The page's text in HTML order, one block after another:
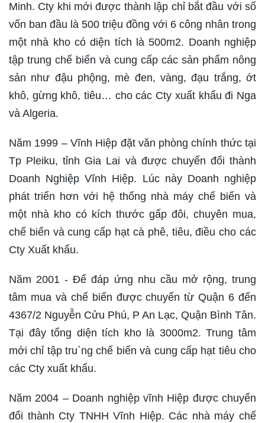
Minh. Cty khi mới được thành lập chỉ bắt đầu với số
vốn ban đầu là 500 triệu đồng với 6 công nhân trong
một nhà kho có diện tích là 500m2. Doanh nghiệp
tập trung chế biến và cung cấp các sản phẩm nông
sản như đậu phộng, mè đen, vàng, đạu trắng, ớt
khô, gừng khô, tiêu… cho các Cty xuất khẩu đi Nga
và Algeria.
Năm 1999 – Vĩnh Hiệp đặt văn phòng chính thức tại
Tp Pleiku, tỉnh Gia Lai và được chuyển đổi thành
Doanh Nghiệp Vĩnh Hiệp. Lúc này Doanh nghiệp
phát triển hơn với hệ thống nhà máy chế biến và
một nhà kho có kích thước gấp đôi, chuyên mua,
chế biến và cung cấp hạt cà phê, tiêu, điều cho các
Cty Xuất khẩu.
Năm 2001 - Để đáp ứng nhu cầu mở rộng, trung
tâm mua và chế biến được chuyển từ Quận 6 đến
4367/2 Nguyễn Cửu Phú, P An Lạc, Quận Bình Tân.
Tại đây tổng diện tích kho là 3000m2. Trung tâm
mới chỉ tập tru`ng chế biến và cung cấp hạt tiêu cho
các Cty xuất khẩu.
Năm 2004 – Doanh nghiệp vĩnh Hiệp được chuyển
đổi thành Cty TNHH Vĩnh Hiệp. Các nhà máy chế